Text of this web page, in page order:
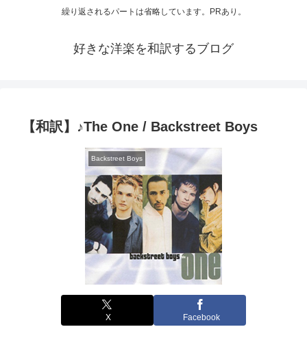
繰り返されるパートは省略しています。PRあり。
好きな洋楽を和訳するブログ
【和訳】♪The One / Backstreet Boys
Backstreet Boys
X Facebook